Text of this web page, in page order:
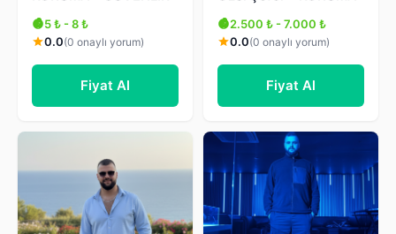
5 ₺ - 8 ₺
0.0(0 onaylı yorum)
Fiyat Al
2.500 ₺ - 7.000 ₺
0.0(0 onaylı yorum)
Fiyat Al